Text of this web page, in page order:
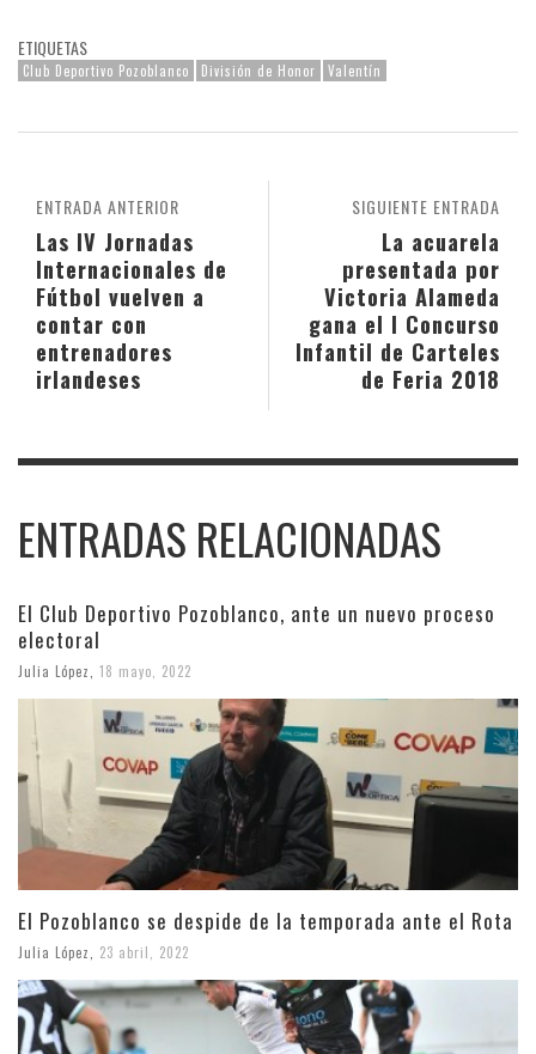
ETIQUETAS
Club Deportivo Pozoblanco División de Honor Valentín
SIGUIENTE ENTRADA
La acuarela
presentada por
Victoria Alameda
gana el I Concurso
Infantil de Carteles
de Feria 2018
ENTRADA ANTERIOR
Las IV Jornadas
Internacionales de
Fútbol vuelven a
contar con
entrenadores
irlandeses
ENTRADAS RELACIONADAS
El Club Deportivo Pozoblanco, ante un nuevo proceso
electoral
Julia López 18 mayo, 2022
El Pozoblanco se despide de la temporada ante el Rota
Julia López 23 abril, 2022